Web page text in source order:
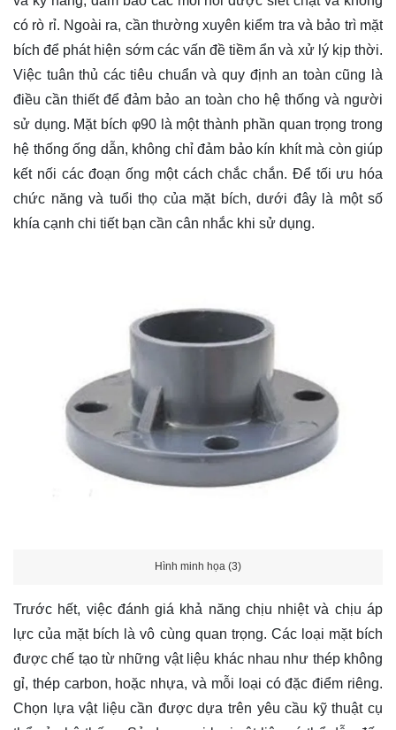
có rò rỉ. Ngoài ra, cần thường xuyên kiểm tra và bảo trì mặt
bích để phát hiện sớm các vấn đề tiềm ẩn và xử lý kịp thời.
Việc tuân thủ các tiêu chuẩn và quy định an toàn cũng là
điều cần thiết để đảm bảo an toàn cho hệ thống và người
sử dụng. Mặt bích φ90 là một thành phần quan trọng trong
hệ thống ống dẫn, không chỉ đảm bảo kín khít mà còn giúp
kết nối các đoạn ống một cách chắc chắn. Để tối ưu hóa
chức năng và tuổi thọ của mặt bích, dưới đây là một số
khía cạnh chi tiết bạn cần cân nhắc khi sử dụng.
Hình minh họa (3)
Trước hết, việc đánh giá khả năng chịu nhiệt và chịu áp
lực của mặt bích là vô cùng quan trọng. Các loại mặt bích
được chế tạo từ những vật liệu khác nhau như thép không
gỉ, thép carbon, hoặc nhựa, và mỗi loại có đặc điểm riêng.
Chọn lựa vật liệu cần được dựa trên yêu cầu kỹ thuật cụ